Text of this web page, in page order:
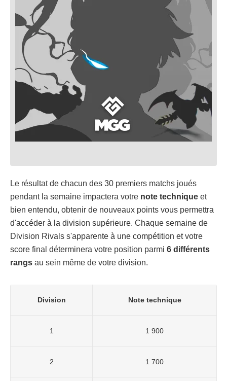
Le résultat de chacun des 30 premiers matchs joués
pendant la semaine impactera votre note technique et
bien entendu, obtenir de nouveaux points vous permettra
d'accéder à la division supérieure. Chaque semaine de
Division Rivals s'apparente à une compétition et votre
score final déterminera votre position parmi 6 différents
rangs au sein même de votre division.
Division Note technique
1 1 900
2 1 700